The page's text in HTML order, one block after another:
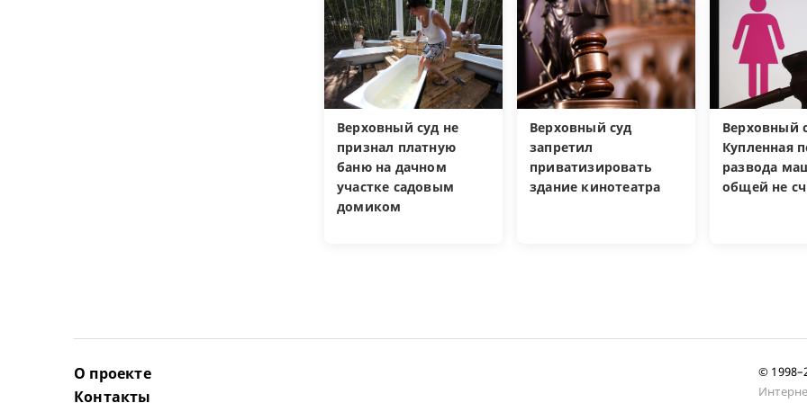
Верховный суд не
признал платную
баню на дачном
участке садовым
домиком
Верховный суд
запретил
приватизировать
здание кинотеатра
Верховный
Купленная
развода
общей не
О проекте
Контакты
©